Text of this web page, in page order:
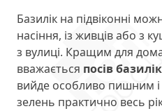
Базилік на підвіконні
насіння, із живців або з
з вулиці. Кращим для
вважається посів
вийде особливо пишним і
зелень практично весь